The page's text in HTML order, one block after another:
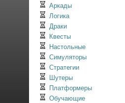
Аркады
Логика
Драки
Квесты
Настольные
Симуляторы
Стратегии
Шутеры
Платформеры
Обучающие